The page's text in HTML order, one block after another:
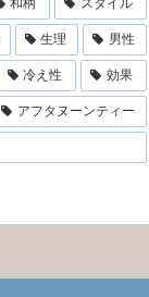
和柄 スタイル
生理 男性
冷え性 効果
アフタヌーンティー